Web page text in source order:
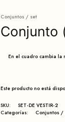
Conjuntos / set
Conjunto
En el cuadro cambia la
Este producto no está
SKU:
SET-DE VESTIR-2
Categorías:
Conjuntos /